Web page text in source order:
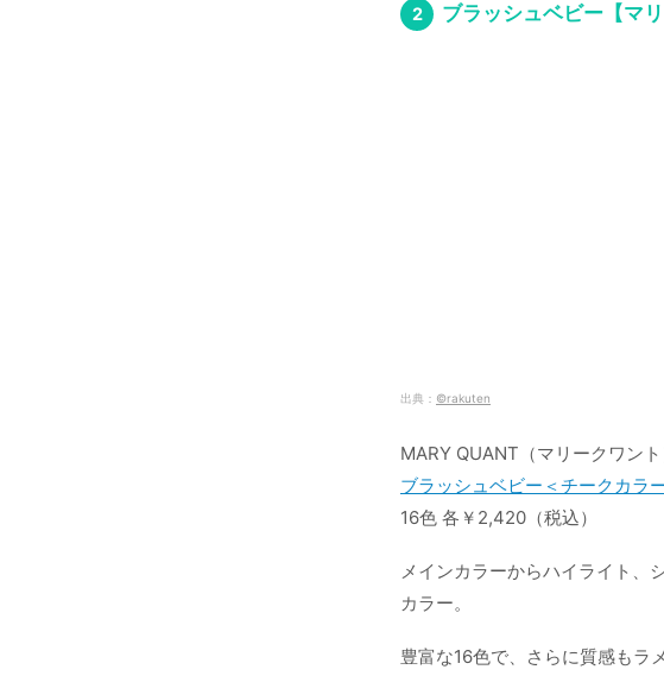
ブラッシュベビー【マリ
出典： ©rakuten
MARY QUANT（マリークワント
ブラッシュベビー＜チークカラ
16色 各￥2,420（税込）
メインカラーからハイライト、
カラー。
豊富な16色で、さらに質感もラ